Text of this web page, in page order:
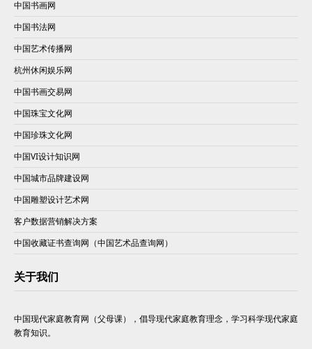
中国书画网
中国书法网
中国艺术传播网
杭州休闲娱乐网
中国书画交易网
中国珠宝文化网
中国珍珠文化网
中国VI设计知识网
中国城市品牌建设网
中国雕塑设计艺术网
客户数据营销解决方案
中国收藏证书查询网（中国艺术品查询网）
关于我们
中国现代家庭教育网（父母课），倡导现代家庭教育理念，学习科学现代家庭
教育知识。